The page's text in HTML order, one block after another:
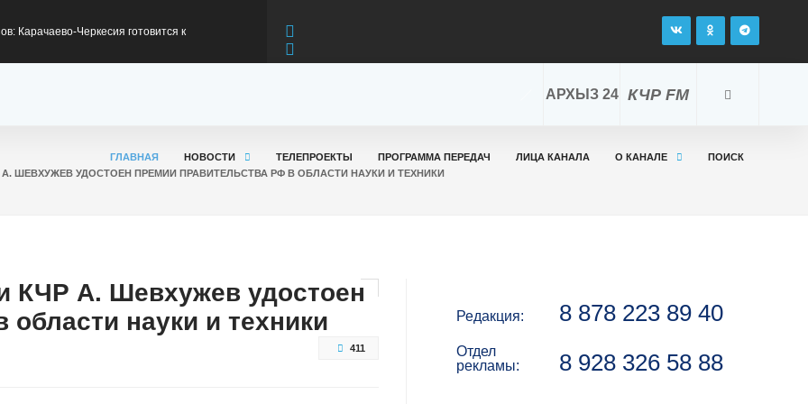
Карачаево-Черкесия готовится к
полугодии 2026 года
модернизация федеральной трассы А-156 на
отправке партии груза поддержки
КЧР FM
АРХЫЗ 24
ГЛАВНАЯ НОВОСТИ ТЕЛЕПРОЕКТЫ ПРОГРАММА ПЕРЕДАЧ ЛИЦА КАНАЛА О КАНАЛЕ
ПОИСК
ШЕВХУЖЕВ УДОСТОЕН ПРЕМИИ ПРАВИТЕЛЬСТВА РФ В ОБЛАСТИ НАУКИ И ТЕХНИКИ
КЧР А. Шевхужев удостоен
науки и техники
411
Редакция: 8 878 223 89 40
Отдел
рекламы:
8 928 326 58 88